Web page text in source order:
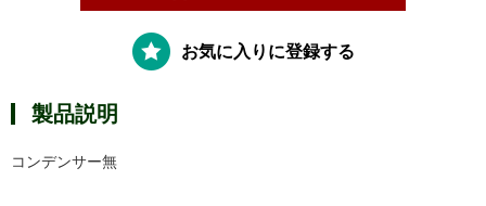
お気に入りに登録する
製品説明
コンデンサー無